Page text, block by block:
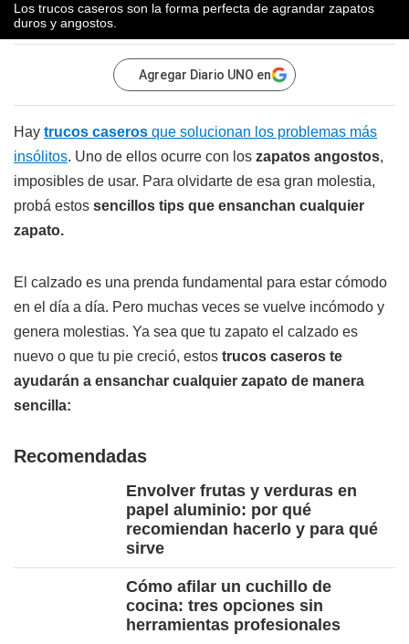
Los trucos caseros son la forma perfecta de agrandar zapatos
duros y angostos.
Agregar Diario UNO en
Hay trucos caseros que solucionan los problemas más
insólitos. Uno de ellos ocurre con los zapatos angostos,
imposibles de usar. Para olvidarte de esa gran molestia,
probá estos sencillos tips que ensanchan cualquier
zapato.
El calzado es una prenda fundamental para estar cómodo
en el día a día. Pero muchas veces se vuelve incómodo y
genera molestias. Ya sea que tu zapato el calzado es
nuevo o que tu pie creció, estos trucos caseros te
ayudarán a ensanchar cualquier zapato de manera
sencilla:
Recomendadas
Envolver frutas y verduras en
papel aluminio: por qué
recomiendan hacerlo y para qué
sirve
Cómo afilar un cuchillo de
cocina: tres opciones sin
herramientas profesionales